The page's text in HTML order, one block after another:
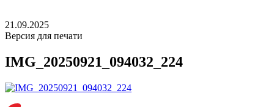
21.09.2025
Версия для печати
IMG_20250921_094032_224